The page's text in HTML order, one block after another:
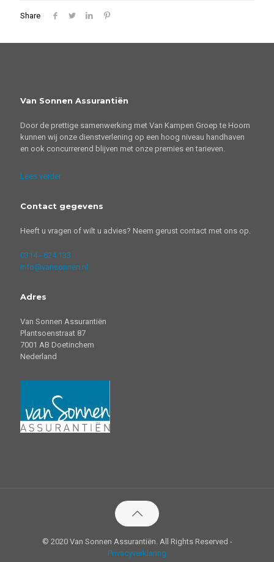
Share
Van Sonnen Assurantiën
Door de prettige samenwerking met Van Kampen Groep te Hoorn
kunnen wij onze dienstverlening op een hoog niveau handhaven
en ook concurrerend blijven met onze premies en tarieven.
Lees verder
Contact gegevens
Heeft u vragen of wilt u advies? Neem gerust contact met ons op.
0314 - 624 133
info@vansonnen.nl
Adres
Van Sonnen Assurantiën
Plantsoenstraat 87
7001 AB Doetinchem
Nederland
© 2020 Van Sonnen Assurantiën. All Rights Reserved -
Privacyverklaring